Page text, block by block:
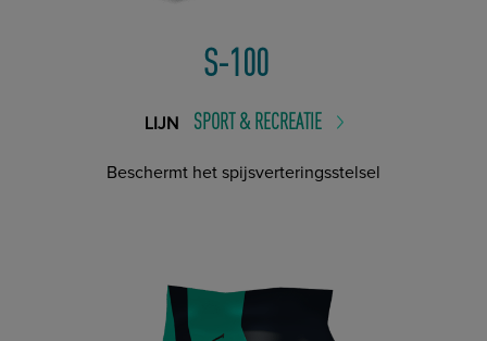
S-100
LIJN SPORT & RECREATIE
Beschermt het spijsverteringsstelsel